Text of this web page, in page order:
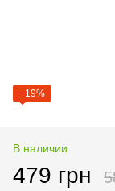
−19%
В наличии
479 грн